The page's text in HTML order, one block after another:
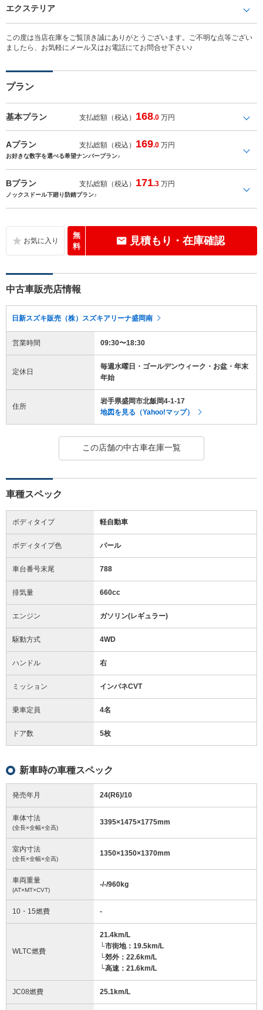
エクステリア
この度は当店在庫をご覧頂き誠にありがとうございます。ご不明な点等ござい
ましたら、お気軽にメール又はお電話にてお問合せ下さい♪
プラン
基本プラン 支払総額（税込） 168.0 万円
Aプラン 支払総額（税込） 169.0 万円
お好きな数字を選べる希望ナンバープラン♪
Bプラン 支払総額（税込） 171.3 万円
ノックスドール下廻り防錆プラン♪
無
料
見積もり・在庫確認
中古車販売店情報
日新スズキ販売（株）スズキアリーナ盛岡南
営業時間 09:30〜18:30
定休日
毎週水曜日・ゴールデンウィーク・お盆・年末
年始
住所
岩手県盛岡市北飯岡4-1-17
地図を見る（Yahoo!マップ）
この店舗の中古車在庫一覧
車種スペック
ボディタイプ 軽自動車
ボディタイプ色 パール
車台番号末尾 788
排気量 660cc
エンジン ガソリン(レギュラー)
駆動方式 4WD
ハンドル 右
ミッション インパネCVT
乗車定員 4名
ドア数 5枚
新車時の車種スペック
発売年月 24(R6)/10
車体寸法
(全長×全幅×全高)
3395×1475×1775mm
室内寸法
(全長×全幅×全高)
1350×1350×1370mm
車両重量
(AT×MT×CVT)
-/-/960kg
10・15燃費 -
WLTC燃費
21.4km/L
└市街地：19.5km/L
└郊外：22.6km/L
└高速：21.6km/L
JC08燃費 25.1km/L